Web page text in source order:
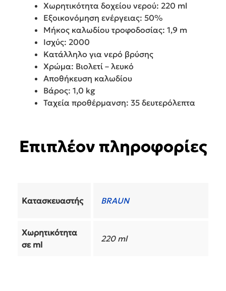
Χωρητικότητα δοχείου νερού: 220 ml
Εξοικονόμηση ενέργειας: 50%
Μήκος καλωδίου τροφοδοσίας: 1,9 m
Ισχύς: 2000
Κατάλληλο για νερό βρύσης
Χρώμα: Βιολετί – λευκό
Αποθήκευση καλωδίου
Βάρος: 1,0 kg
Ταχεία προθέρμανση: 35 δευτερόλεπτα
Επιπλέον πληροφορίες
Κατασκευαστής BRAUN
Χωρητικότητα
σε ml
220 ml